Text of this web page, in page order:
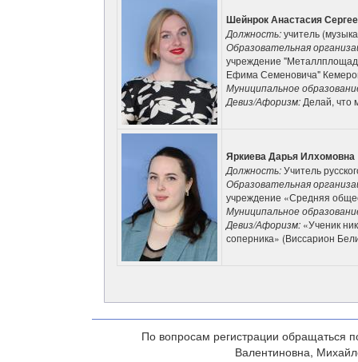
Шейнрок Анастасия
Должность:учитель
Образовательная
учреждение
Ефима Семеновича"
Муниципальное
Девиз/Афоризм: Делай, что
Яркиева Дарья Илхомовна
Должность:Учитель
Образовательная
учреждение «Средняя
Муниципальное
Девиз/Афоризм: «Ученик
соперника» (Виссарион
По вопросам регистрации обращаться
Валентиновна,